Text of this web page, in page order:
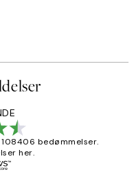
bedømmelser.
her.